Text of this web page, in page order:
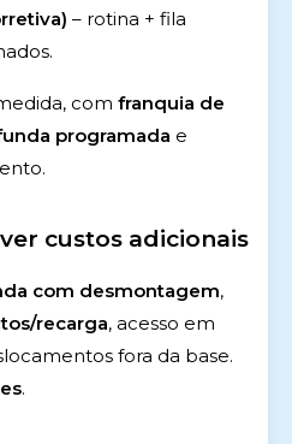
– rotina + fila
com franquia de
programada e
custos adicionais
com desmontagem,
recarga, acesso em
fora da base.
.